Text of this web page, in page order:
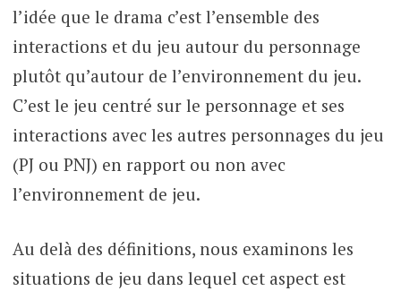
l’idée que le drama c’est l’ensemble des
interactions et du jeu autour du personnage
plutôt qu’autour de l’environnement du jeu.
C’est le jeu centré sur le personnage et ses
interactions avec les autres personnages du jeu
(PJ ou PNJ) en rapport ou non avec
l’environnement de jeu.
Au delà des définitions, nous examinons les
situations de jeu dans lequel cet aspect est